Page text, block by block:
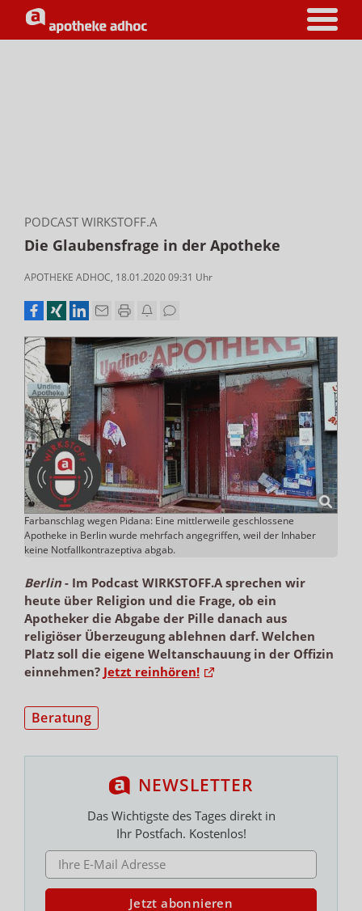
PODCAST WIRKSTOFF.A
Die Glaubensfrage in der Apotheke
APOTHEKE ADHOC, 18.01.2020 09:31 Uhr
Farbanschlag wegen Pidana: Eine mittlerweile geschlossene
Apotheke in Berlin wurde mehrfach angegriffen, weil der Inhaber
keine Notfallkontrazeptiva abgab.
Berlin- Im Podcast WIRKSTOFF.A sprechen wir
heute über Religion und die Frage, ob ein
Apotheker die Abgabe der Pille danach aus
religiöser Überzeugung ablehnen darf. Welchen
Platz soll die eigene Weltanschauung in der Offizin
einnehmen? Jetzt reinhören!
Beratung
NEWSLETTER
Das Wichtigste des Tages direkt in
Ihr Postfach. Kostenlos!
E-MAIL ADRESSE
Jetzt abonnieren